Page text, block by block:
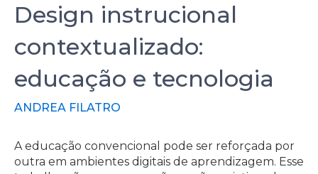
Design instrucional
contextualizado:
educação e tecnologia
ANDREA FILATRO
A educação convencional pode ser reforçada por
outra em ambientes digitais de aprendizagem. Esse